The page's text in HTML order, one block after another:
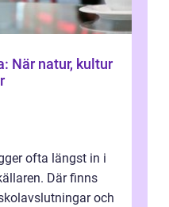
När natur, kultur
ofta längst in i
Där finns
och